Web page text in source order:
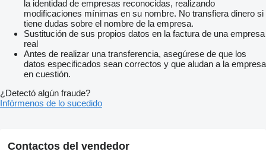
la identidad de empresas reconocidas, realizando
modificaciones mínimas en su nombre. No transfiera dinero si
tiene dudas sobre el nombre de la empresa.
Sustitución de sus propios datos en la factura de una empresa
real
Antes de realizar una transferencia, asegúrese de que los
datos especificados sean correctos y que aludan a la empresa
en cuestión.
¿Detectó algún fraude?
Infórmenos de lo sucedido
Contactos del vendedor